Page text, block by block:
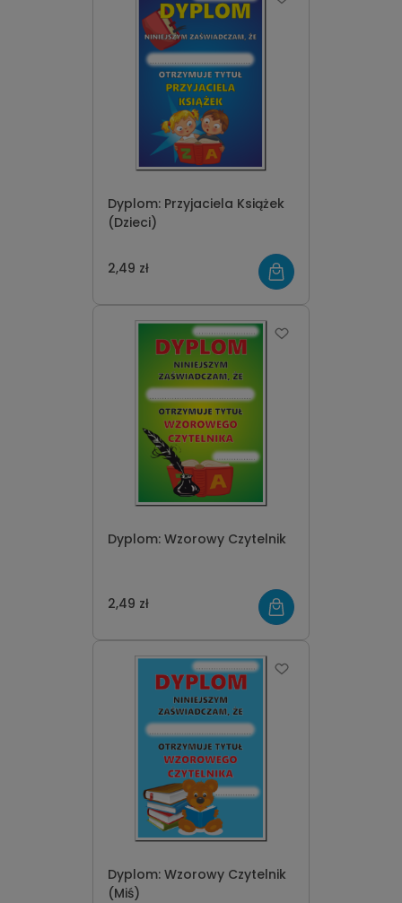
Dyplom: Przyjaciela Książek
(Dzieci)
2,49 zł
Dyplom: Wzorowy Czytelnik
2,49 zł
Dyplom: Wzorowy Czytelnik
(Miś)